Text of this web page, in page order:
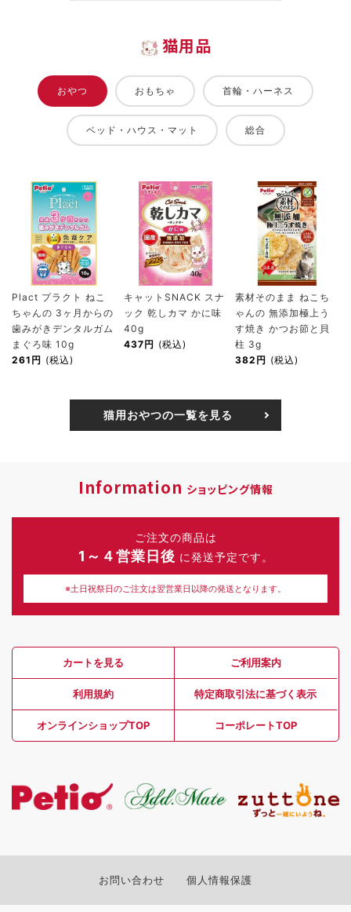
猫用品
おやつ おもちゃ 首輪・ハーネス
ベッド・ハウス・マット 総合
Plact プラクト ねこ
ちゃんの 3ヶ月からの
歯みがきデンタルガム
まぐろ味 10g
261円 (税込)
キャットSNACK スナ
ック 乾しカマ かに味
40g
437円 (税込)
素材そのまま ねこち
ゃんの 無添加極上う
す焼き かつお節と貝
柱 3g
382円 (税込)
猫用おやつの一覧を見る
Information ショッピング情報
ご注文の商品は
1～４営業日後 に発送予定です。
※土日祝祭日のご注文は翌営業日以降の発送となります。
カートを見る ご利用案内
利用規約 特定商取引法に基づく表示
オンラインショップTOP コーポレートTOP
お問い合わせ 個人情報保護